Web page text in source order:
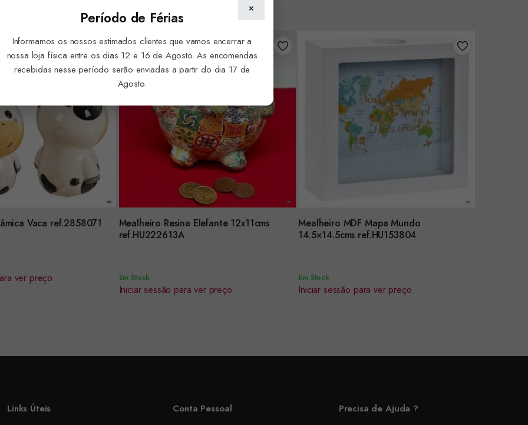
Vaca ref.2858071
ver preço
Mealheiro Resina Elefante 12x11cms
ref.HU222613A
Encomendar
Em Stock
Iniciar sessão para ver preço
Mealheiro MDF Mapa Mundo
14.5×14.5cms ref.HU153804
Encomendar
Em Stock
Iniciar sessão para ver preço
Links Úteis Conta Pessoal Precisa de Ajuda ?
×
Período de Férias
Informamos os nossos estimados clientes que vamos encerrar a
nossa loja física entre os dias 12 e 16 de Agosto. As encomendas
recebidas nesse período serão enviadas a partir do dia 17 de
Agosto.